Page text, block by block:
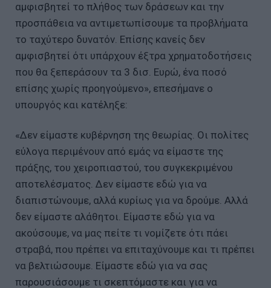
αμφισβητεί το πλήθος των δράσεων και την
προσπάθεια να αντιμετωπίσουμε τα προβλήματα
το ταχύτερο δυνατόν. Επίσης κανείς δεν
αμφισβητεί ότι υπάρχουν έξτρα χρηματοδοτήσεις
που θα ξεπεράσουν τα 3 δισ. Ευρώ, ένα ποσό
επίσης χωρίς προηγούμενο», επεσήμανε ο
υπουργός και κατέληξε:
«Δεν είμαστε κυβέρνηση της θεωρίας. Οι πολίτες
εύλογα περιμένουν από εμάς να είμαστε της
πράξης, του χειροπιαστού, του συγκεκριμένου
αποτελέσματος. Δεν είμαστε εδώ για να
διαπιστώνουμε, αλλά κυρίως για να δρούμε. Αλλά
δεν είμαστε αλάθητοι. Είμαστε εδώ για να
ακούσουμε, να μας πείτε τι νομίζετε ότι πάει
στραβά, που πρέπει να επιταχύνουμε και τι πρέπει
να βελτιώσουμε. Είμαστε εδώ για να σας
παρουσιάσουμε τι σκεπτόμαστε και για να